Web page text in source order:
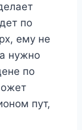
по
ему не
нужно
по
пут,